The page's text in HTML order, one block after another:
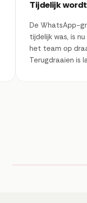
Tijdelijk
De WhatsApp-
tijdelijk was, is
het team op
Terugdraaien is